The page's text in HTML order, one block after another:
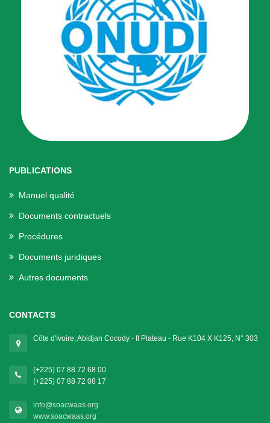
PUBLICATIONS
Manuel qualité
Documents contractuels
Procédures
Documents juridiques
Autres documents
CONTACTS
Côte d'Ivoire, Abidjan Cocody - II Plateau - Rue K104 X K125, N° 303
(+225) 07 88 72 68 00
(+225) 07 88 72 08 17
info@soacwaas.org
www.soacwaas.org